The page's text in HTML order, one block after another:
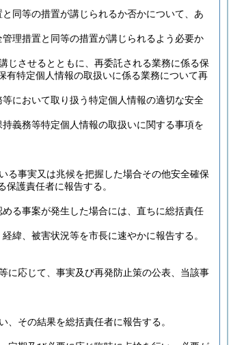
同等の措置が講じられるか否かについて、あ
理措置と同等の措置が講じられるよう必要か
じさせるとともに、再委託される業務に係る保
有特定個人情報の取扱いに係る業務について再
において取り扱う特定個人情報の適切な安全
義務等特定個人情報の取扱いに関する事項を
る事実又は兆候を把握した場合その他安全確保
護責任者に報告する。
る事案が発生した場合には、直ちに総括責任
緯、被害状況等を市長に速やかに報告する。
に応じて、事実及び再発防止策の公表、当該事
その結果を総括責任者に報告する。